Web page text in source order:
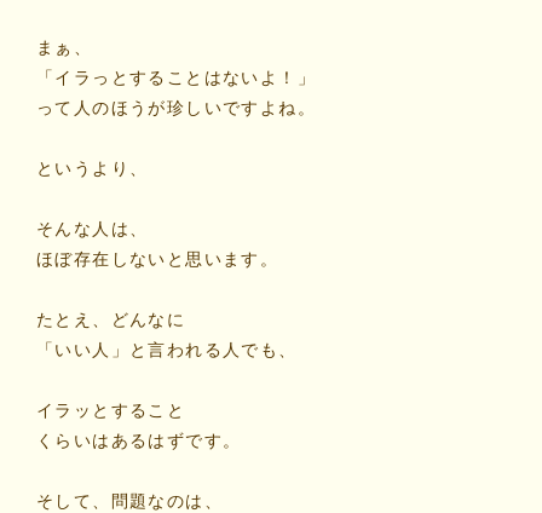
体験談
会社案内
お問い合わせ
まぁ、
「イラっとすることはないよ！」
って人のほうが珍しいですよね。
というより、
そんな人は、
ほぼ存在しないと思います。
たとえ、どんなに
「いい人」と言われる人でも、
イラッとすること
くらいはあるはずです。
そして、問題なのは、